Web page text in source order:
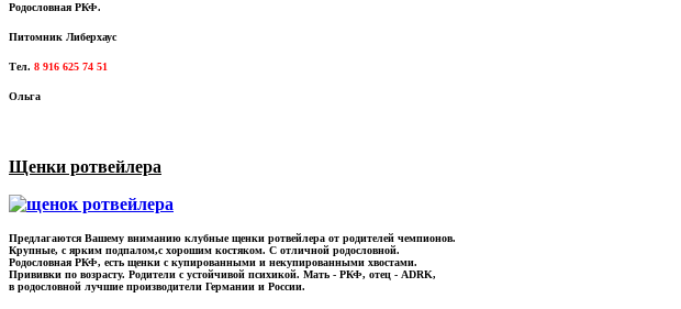
Родословная РКФ.
Питомник Либерхаус
Тел. 8 916 625 74 51
Ольга
Щенки ротвейлера
Предлагаются Вашему вниманию клубные щенки ротвейлера от родителей чемпионов.
Крупные, с ярким подпалом,с хорошим костяком. С отличной родословной.
Родословная РКФ, есть щенки с купированными и некупированными хвостами.
Прививки по возрасту. Родители с устойчивой психикой. Мать - РКФ, отец - ADRK,
в родословной лучшие производители Германии и России.